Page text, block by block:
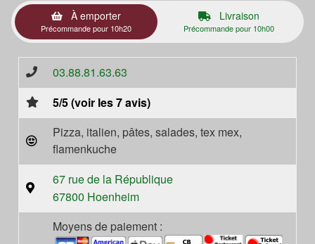
À emporter
Précommande pour 10h20
Livraison
Précommande pour 10h00
03.88.81.63.63
5/5 (voir les 7 avis)
Pizza, italien, pâtes, salades, tex mex,
flamenkuche
67 rue de la République
67800 Hoenheim
Moyens de paiement :